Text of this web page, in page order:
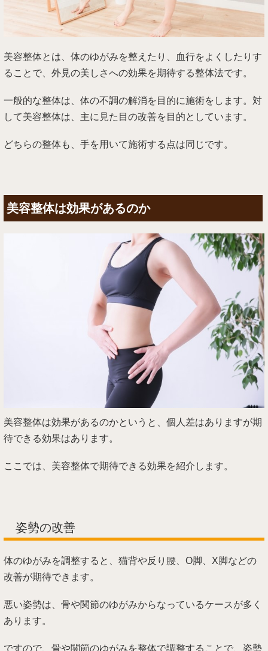
美容整体とは、体のゆがみを整えたり、血行をよくしたりす
ることで、外見の美しさへの効果を期待する整体法です。
一般的な整体は、体の不調の解消を目的に施術をします。対
して美容整体は、主に見た目の改善を目的としています。
どちらの整体も、手を用いて施術する点は同じです。
美容整体は効果があるのか
美容整体は効果があるのかというと、個人差はありますが期
待できる効果はあります。
ここでは、美容整体で期待できる効果を紹介します。
姿勢の改善
体のゆがみを調整すると、猫背や反り腰、O脚、X脚などの
改善が期待できます。
悪い姿勢は、骨や関節のゆがみからなっているケースが多く
あります。
ですので、骨や関節のゆがみを整体で調整することで、姿勢